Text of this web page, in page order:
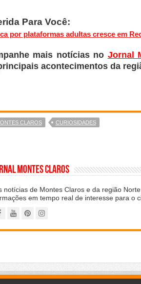
Para Você:
por plataformas adultas cresce em
mais notícias no Jornal
acontecimentos da
CLAROS CURIOSIDADES
Montes Claros
notícias de Montes Claros e da região
em tempo real de interesse para o